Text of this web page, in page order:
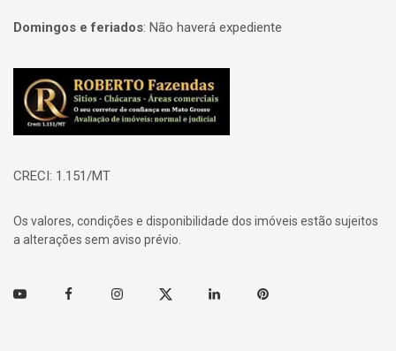
Domingos e feriados: Não haverá expediente
Página inicial
CRECI: 1.151/MT
Os valores, condições e disponibilidade dos imóveis estão sujeitos
a alterações sem aviso prévio.
Youtube FacebookInstagramTwitter Linkedin Pinterest